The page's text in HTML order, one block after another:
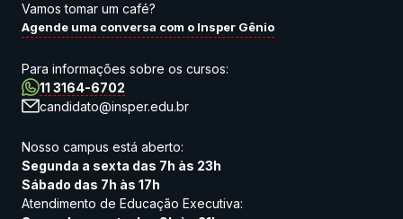
Vamos tomar um café?
Agende uma conversa com o Insper Gênio
Para informações sobre os cursos:
11 3164-6702
candidato@insper.edu.br
Nosso campus está aberto:
Segunda a sexta das 7h às 23h
Sábado das 7h às 17h
Atendimento de Educação Executiva: